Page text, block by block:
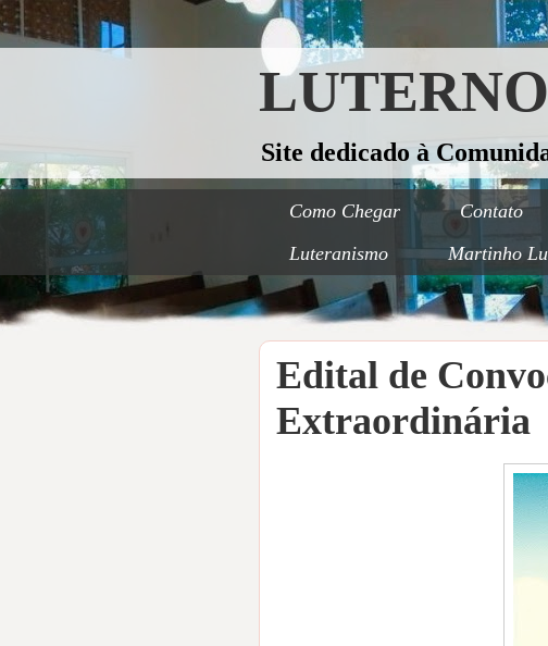
Site dedicado à
Como Chegar Contato
Luteranismo
Martinho
Edital de
Extraordinária